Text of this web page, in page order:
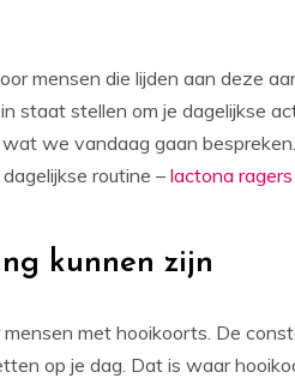
mensen die lijden aan deze
staat stellen om je dagelijkse
we vandaag gaan
routine – lactona
kunnen zijn
met hooikoorts. De
op je dag. Dat is waar